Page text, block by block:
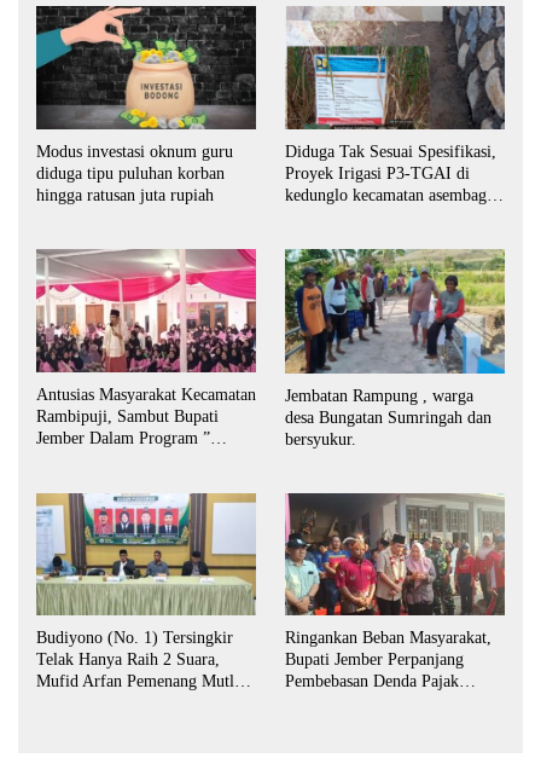
Modus investasi oknum guru
diduga tipu puluhan korban
hingga ratusan juta rupiah
Diduga Tak Sesuai Spesifikasi,
Proyek Irigasi P3-TGAI di
kedunglo kecamatan asembagus
Antusias Masyarakat Kecamatan
Rambipuji, Sambut Bupati
Jember Dalam Program ”
Jembatan Rampung , warga
desa Bungatan Sumringah dan
bersyukur.
Budiyono (No. 1) Tersingkir
Telak Hanya Raih 2 Suara,
Mufid Arfan Pemenang Mutlak
Ringankan Beban Masyarakat,
Bupati Jember Perpanjang
Pembebasan Denda Pajak